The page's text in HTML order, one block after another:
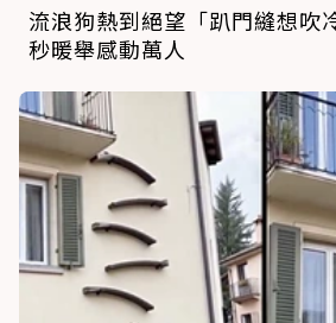
流浪狗熱到絕望「趴門縫想
秒暖舉感動萬人